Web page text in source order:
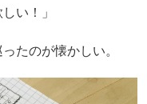
い！」
たのが懐かしい。